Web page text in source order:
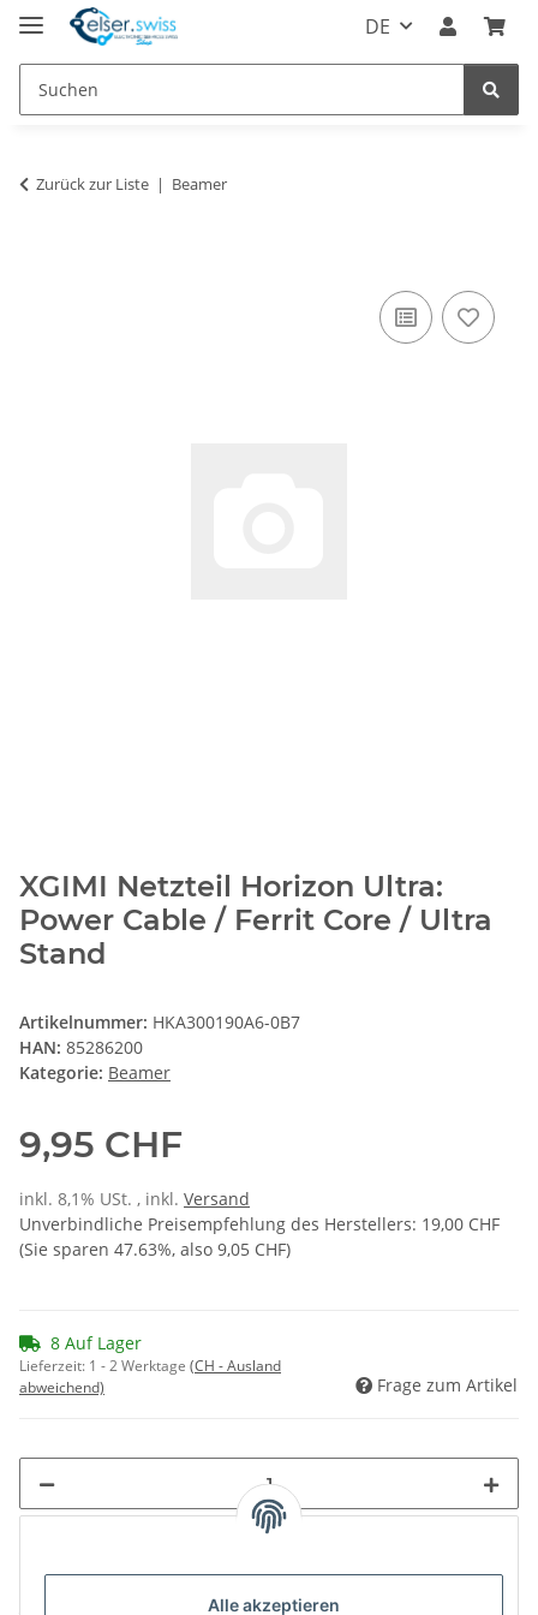
Alle akzeptieren
DE
Zurück zur Liste Beamer
XGIMI Netzteil Horizon Ultra:
Power Cable / Ferrit Core / Ultra
Stand
Artikelnummer: HKA300190A6-0B7
HAN: 85286200
Kategorie: Beamer
9,95 CHF
inkl. 8,1% USt. , inkl. Versand
Unverbindliche Preisempfehlung des Herstellers: 19,00 CHF
(Sie sparen 47.63%, also 9,05 CHF)
8 Auf Lager
Lieferzeit: 1 - 2 Werktage (CH - Ausland
abweichend)
Frage zum Artikel
Loading...